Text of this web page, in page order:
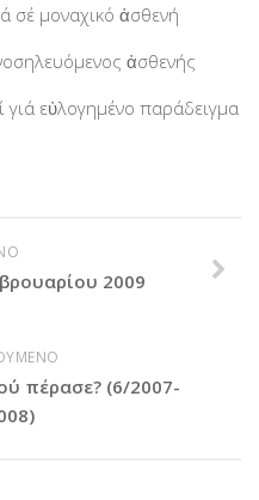
σέ μοναχικό ἀσθενή
ἀσθενής
εὐλογημένο παράδειγμα
2009
πέρασε? (6/2007-